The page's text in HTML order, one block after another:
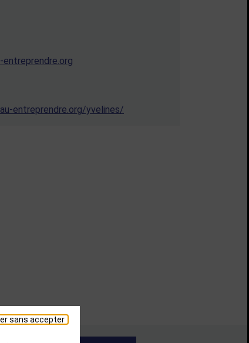
sans accepter
entreprendre.org
entreprendre.org/yvelines/